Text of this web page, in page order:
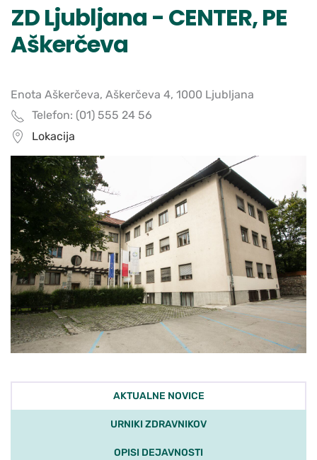
ZD Ljubljana - CENTER, PE
Aškerčeva
Enota Aškerčeva, Aškerčeva 4, 1000 Ljubljana
Telefon: (01) 555 24 56
Lokacija
AKTUALNE NOVICE
URNIKI ZDRAVNIKOV
OPISI DEJAVNOSTI